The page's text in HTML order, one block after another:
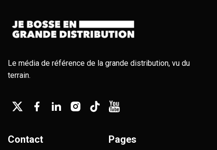
Le média de référence de la grande distribution, vu du
terrain.
Contact Pages